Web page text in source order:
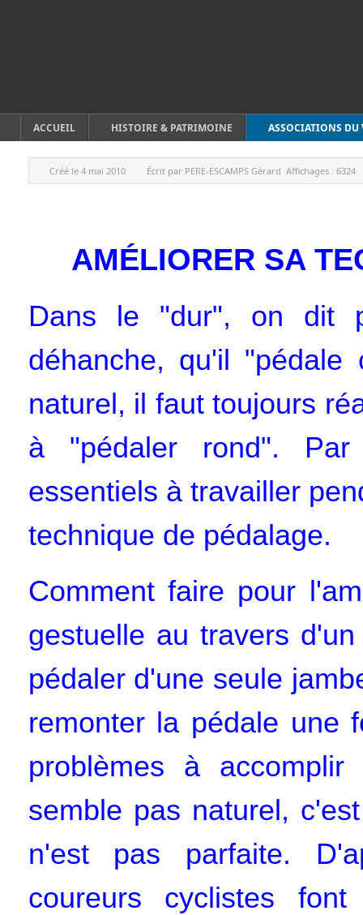
ACCUEIL HISTOIRE & PATRIMOINE ASSOCIATIONS DU
Créé le 4 mai 2010 Écrit par PERE-ESCAMPS Gérard Affichages : 6324
AMÉLIORER SA
Dans le "dur", on dit
déhanche, qu'il
naturel, il faut toujours
à "pédaler rond".
essentiels à travailler
technique de pédalage.
Comment faire pour
gestuelle au travers
pédaler d'une seule
remonter la pédale une
problèmes à
semble pas naturel,
n'est pas parfaite.
coureurs cyclistes